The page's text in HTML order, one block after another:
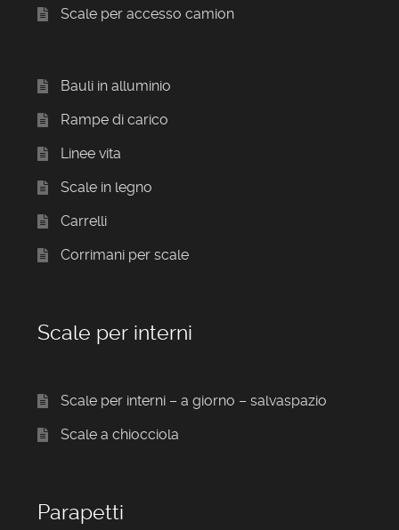
Scale per accesso camion
Bauli in alluminio
Rampe di carico
Linee vita
Scale in legno
Carrelli
Corrimani per scale
Scale per interni
Scale per interni – a giorno – salvaspazio
Scale a chiocciola
Parapetti